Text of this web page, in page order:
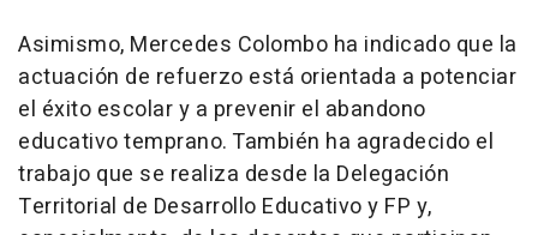
Asimismo, Mercedes Colombo ha indicado que la
actuación de refuerzo está orientada a potenciar
el éxito escolar y a prevenir el abandono
educativo temprano. También ha agradecido el
trabajo que se realiza desde la Delegación
Territorial de Desarrollo Educativo y FP y,